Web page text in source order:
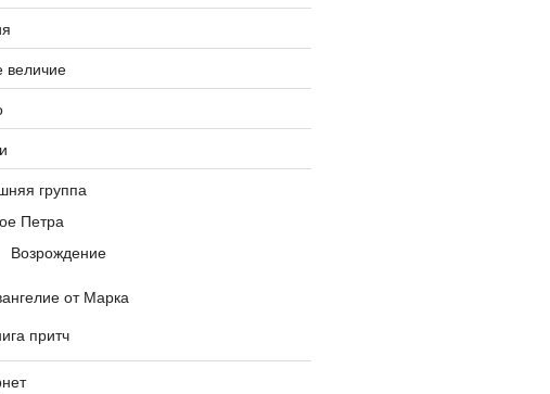
величие
группа
Петра
Возрождение
от Марка
притч